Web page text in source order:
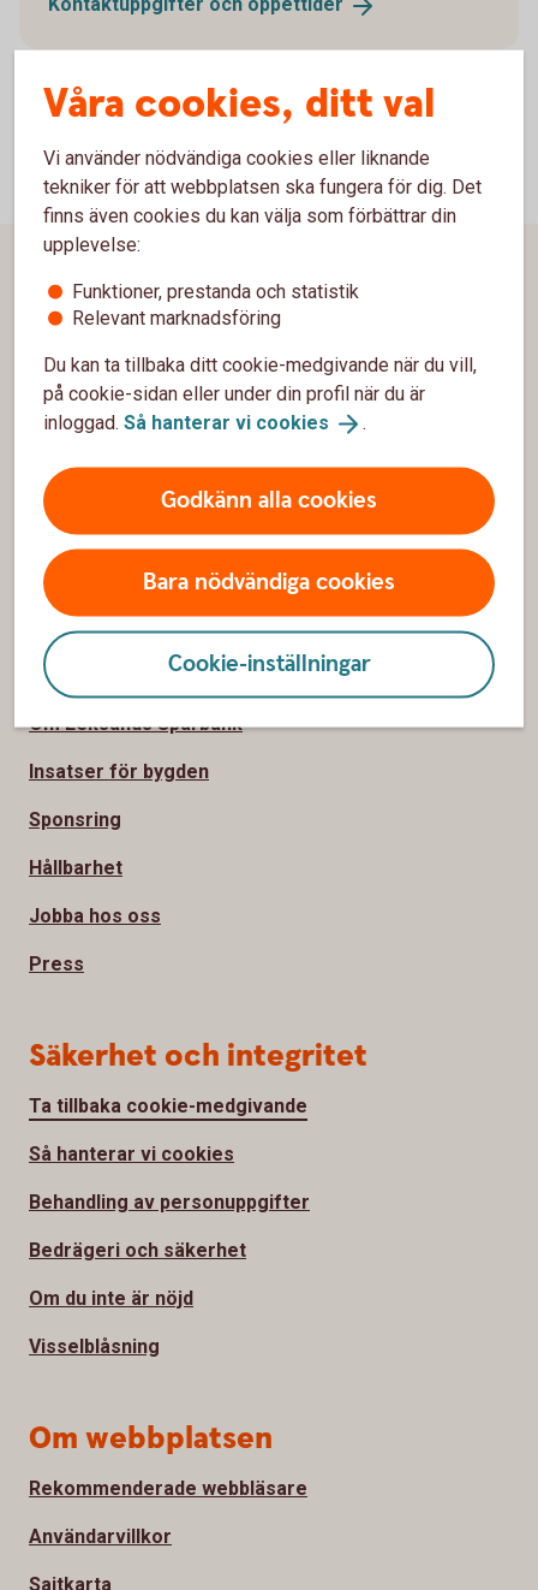
Våra cookies, ditt val
Vi använder nödvändiga cookies eller liknande
tekniker för att webbplatsen ska fungera för dig. Det
finns även cookies du kan välja som förbättrar din
upplevelse:
Funktioner, prestanda och statistik
Relevant marknadsföring
Du kan ta tillbaka ditt cookie-medgivande när du vill,
på cookie-sidan eller under din profil när du är
inloggad. Så hanterar vi cookies .
Godkänn alla cookies
Bara nödvändiga cookies
Cookie-inställningar
Sidfot
Hitta snabbt
Spärrhjälp
Hitta bankkontor
Bli kund
Priser, räntor och kurser
Öppettider och kontaktuppgifter
Om oss
Om Leksands Sparbank
Insatser för bygden
Sponsring
Hållbarhet
Jobba hos oss
Press
Säkerhet och integritet
Ta tillbaka cookie-medgivande
Så hanterar vi cookies
Behandling av personuppgifter
Bedrägeri och säkerhet
Om du inte är nöjd
Visselblåsning
Om webbplatsen
Rekommenderade webbläsare
Användarvillkor
Sajtkarta